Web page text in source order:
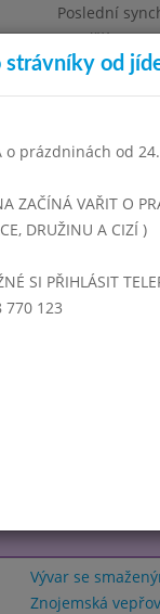
Poslední
Pondělí
Omezení
1468
- 13:50)
Vývar se
Znojemská
strávníky od
o prázdninách od
ZAČÍNÁ VAŘIT O
DRUŽINU A CIZÍ )
SI PŘIHLÁSIT
770 123